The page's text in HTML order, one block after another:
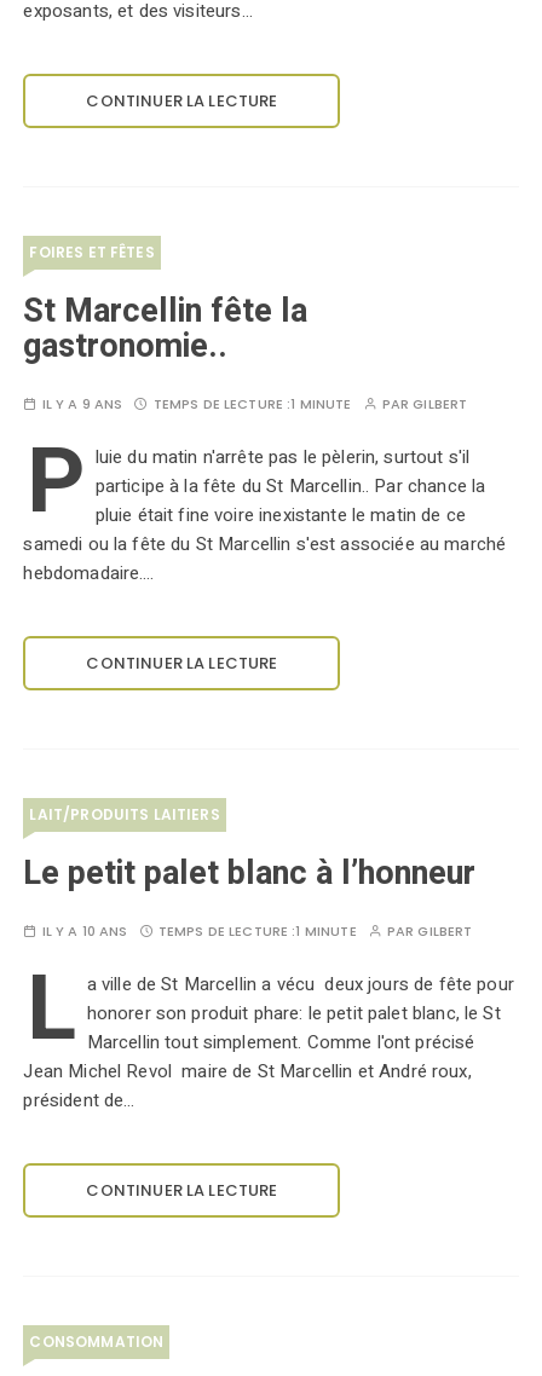
exposants, et des visiteurs…
CONTINUER LA LECTURE
FOIRES ET FÊTES
St Marcellin fête la
gastronomie..
IL Y A 9 ANS TEMPS DE LECTURE :1 MINUTE PARGILBERT
P luie du matin n'arrête pas le pèlerin, surtout s'il
participe à la fête du St Marcellin.. Par chance la
pluie était fine voire inexistante le matin de ce
samedi ou la fête du St Marcellin s'est associée au marché
hebdomadaire.…
CONTINUER LA LECTURE
LAIT/PRODUITS LAITIERS
Le petit palet blanc à l’honneur
IL Y A 10 ANS TEMPS DE LECTURE :1 MINUTE PARGILBERT
L a ville de St Marcellin a vécu deux jours de fête pour
honorer son produit phare: le petit palet blanc, le St
Marcellin tout simplement. Comme l'ont précisé
Jean Michel Revol maire de St Marcellin et André roux,
président de…
CONTINUER LA LECTURE
CONSOMMATION